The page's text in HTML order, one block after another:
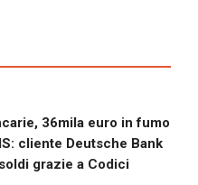
36mila euro in fumo
cliente Deutsche Bank
grazie a Codici